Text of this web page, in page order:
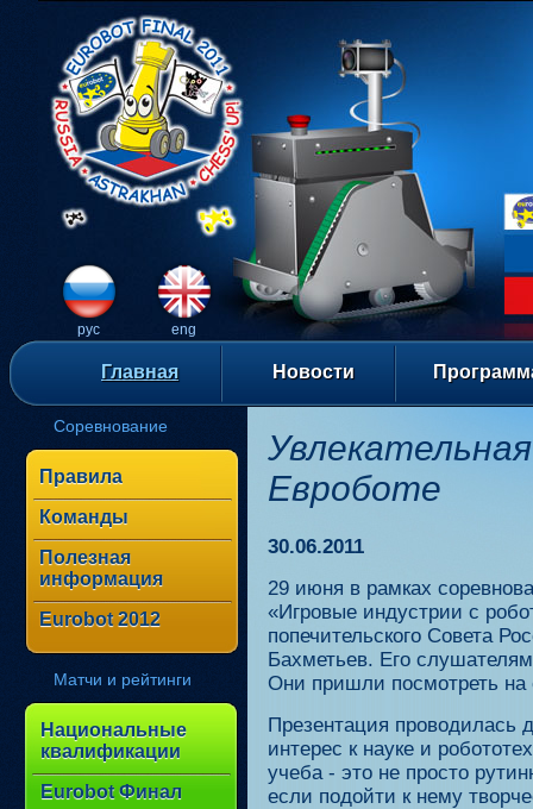
рус eng
Главная Новости
Евроботе
30.06.2011
29 июня в рамках
«Игровые индустрии с
попечительского Совета
Бахметьев. Его
Они пришли посмотреть на
Презентация проводилась
интерес к науке и
учеба - это не просто
если подойти к нему
Соревнование
Правила
Команды
Полезная
информация
Eurobot 2012
Матчи и рейтинги
Национальные
квалификации
Eurobot Финал